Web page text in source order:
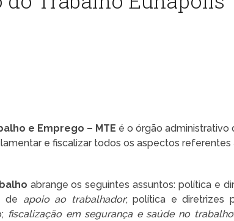
e Emprego – MTE é o órgão administrativo
e fiscalizar todos os aspectos
abrange os seguintes assuntos: política e
de apoio ao trabalhador; política e diretrizes
fiscalização em segurança e saúde no trabalho